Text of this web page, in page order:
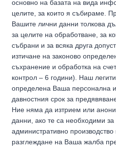
основно на базата на вида
целите, за които я събираме.
Вашите лични данни толкова
за целите на обработване, за
събрани и за всяка друга
изтичане на законово
съхранение и обработка на
контрол – 6 години). Наш
определена Ваша персонална
давностния срок за
Ние няма да изтрием или
данни, ако те са необходими
административно
разглеждане на Ваша жалба